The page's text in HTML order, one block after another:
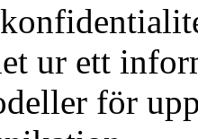
ur ett
för